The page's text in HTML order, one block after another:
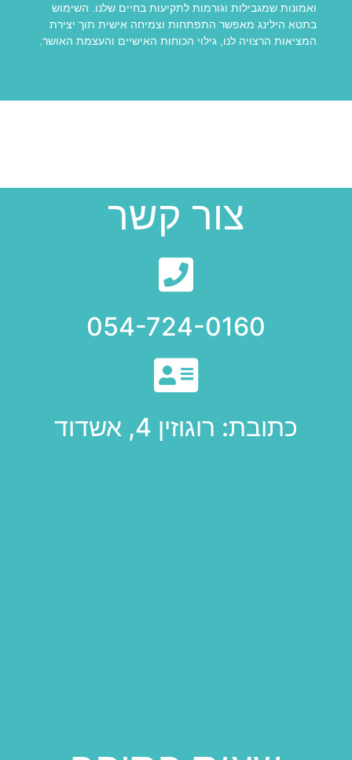
ואמונות שמגבילות וגורמות לתקיעות בחיים שלנו. השימוש
בתטא הילינג מאפשר התפתחות וצמיחה אישית תוך יצירת
המציאות הרצויה לנו, גילוי הכוחות האישיים והעצמת האושר.
צור קשר
054-724-0160
כתובת: רוגוזין 4, אשדוד